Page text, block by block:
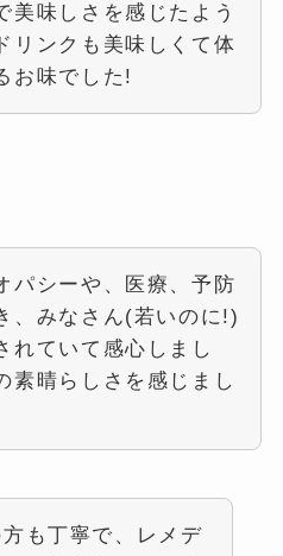
美味しさを感じたよう
リンクも美味しくて体
お味でした!
パシーや、医療、予防
、みなさん(若いのに!)
れていて感心しまし
素晴らしさを感じまし
も丁寧で、レメデ